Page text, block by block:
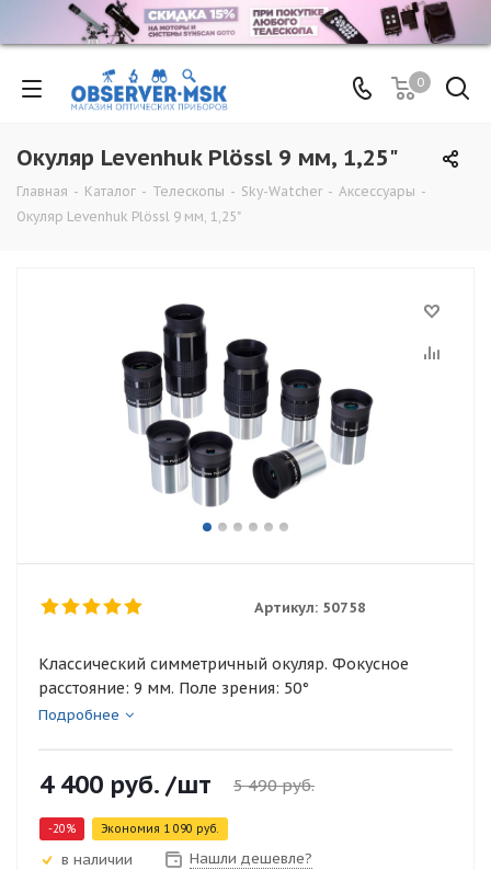
0
Окуляр Levenhuk Plössl 9 мм, 1,25"
Главная - Каталог - Телескопы - Sky-Watcher - Аксессуары -
Окуляр Levenhuk Plössl 9 мм, 1,25"
Артикул: 50758
Классический симметричный окуляр. Фокусное
расстояние: 9 мм. Поле зрения: 50°
Подробнее
4 400 руб. /шт 5 490руб.
-20% Экономия 1 090 руб.
в наличии Нашли дешевле?